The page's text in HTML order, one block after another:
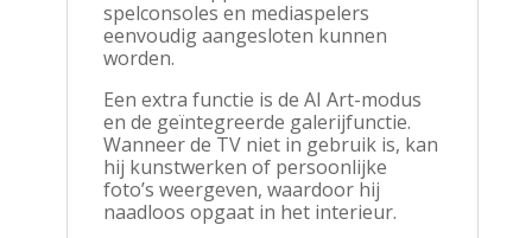
spelconsoles en mediaspelers
eenvoudig aangesloten kunnen
worden.
Een extra functie is de AI Art-modus
en de geïntegreerde galerijfunctie.
Wanneer de TV niet in gebruik is, kan
hij kunstwerken of persoonlijke
foto’s weergeven, waardoor hij
naadloos opgaat in het interieur.